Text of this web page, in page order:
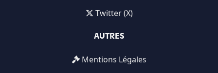
Twitter (X)
AUTRES
Mentions Légales